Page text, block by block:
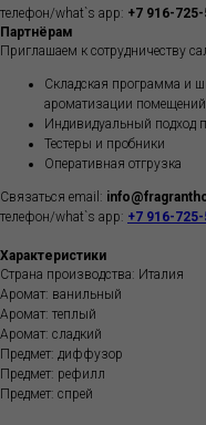
телефон/what`s app: +7 916-
Партнёрам
Приглашаем к сотрудничеству
Складская программа и
ароматизации помещений
Индивидуальный подход
Тестеры и пробники
Оперативная отгрузка
Связаться email:
телефон/what`s app: +7 916-
Характеристики
Страна производства: Италия
Аромат: ванильный
Аромат: теплый
Аромат: сладкий
Предмет: диффузор
Предмет: рефилл
Предмет: спрей